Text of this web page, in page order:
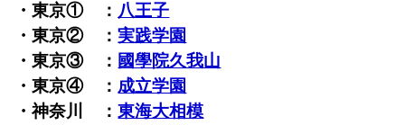
・東京① ： 八王子
・東京② ：実践学園
・東京③ ： 國學院久我山
・東京④ ： 成立学園
・神奈川 ：東海大相模